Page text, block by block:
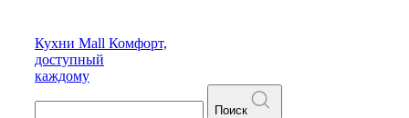
Кухни Mall Комфорт,
доступный
каждому
Поиск